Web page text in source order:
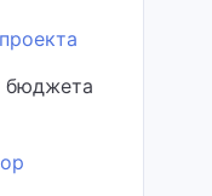
бюджета